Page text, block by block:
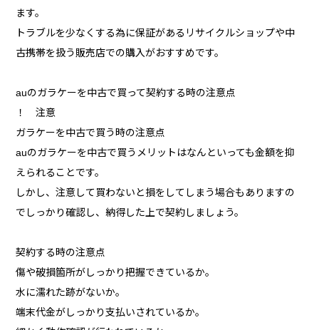
ます。
トラブルを少なくする為に保証があるリサイクルショップや中
古携帯を扱う販売店での購入がおすすめです。
auのガラケーを中古で買って契約する時の注意点
！ 注意
ガラケーを中古で買う時の注意点
auのガラケーを中古で買うメリットはなんといっても金額を抑
えられることです。
しかし、注意して買わないと損をしてしまう場合もありますの
でしっかり確認し、納得した上で契約しましょう。
契約する時の注意点
傷や破損箇所がしっかり把握できているか。
水に濡れた跡がないか。
端末代金がしっかり支払いされているか。